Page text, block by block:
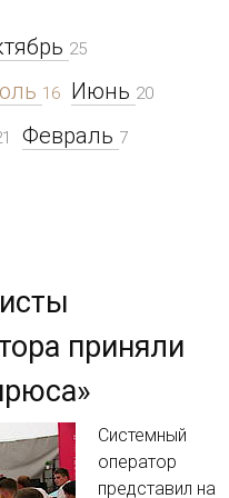
25
16 Июнь 20
Февраль 7
приняли
Системный
оператор
представил на